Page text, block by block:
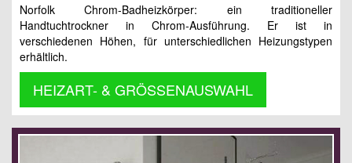
Norfolk Chrom-Badheizkörper: ein traditioneller
Handtuchtrockner in Chrom-Ausführung. Er ist in
verschiedenen Höhen, für unterschiedlichen Heizungstypen
erhältlich.
HEIZART- & GRÖSSENAUSWAHL